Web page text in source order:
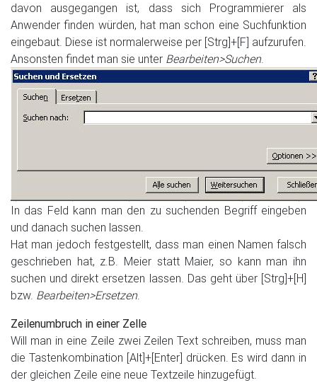
davon ausgegangen ist, dass sich Programmierer als
Anwender finden würden, hat man schon eine Suchfunktion
eingebaut. Diese ist normalerweise per [Strg]+[F] aufzurufen.
Ansonsten findet man sie unter Bearbeiten>Suchen.
In das Feld kann man den zu suchenden Begriff eingeben
und danach suchen lassen.
Hat man jedoch festgestellt, dass man einen Namen falsch
geschrieben hat, z.B. Meier statt Maier, so kann man ihn
suchen und direkt ersetzen lassen. Das geht über [Strg]+[H]
bzw. Bearbeiten>Ersetzen.
Zeilenumbruch in einer Zelle
Will man in eine Zeile zwei Zeilen Text schreiben, muss man
die Tastenkombination [Alt]+[Enter] drücken. Es wird dann in
der gleichen Zeile eine neue Textzeile hinzugefügt.